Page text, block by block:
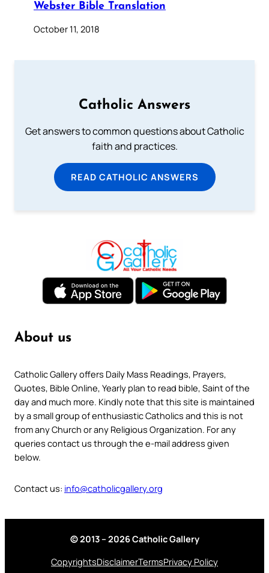
Webster Bible Translation
October 11, 2018
Catholic Answers
Get answers to common questions about Catholic
faith and practices.
READ CATHOLIC ANSWERS
About us
Catholic Gallery offers Daily Mass Readings, Prayers,
Quotes, Bible Online, Yearly plan to read bible, Saint of the
day and much more. Kindly note that this site is maintained
by a small group of enthusiastic Catholics and this is not
from any Church or any Religious Organization. For any
queries contact us through the e-mail address given
below.
Contact us: info@catholicgallery.org
© 2013 – 2026 Catholic Gallery
CopyrightsDisclaimerTermsPrivacy Policy